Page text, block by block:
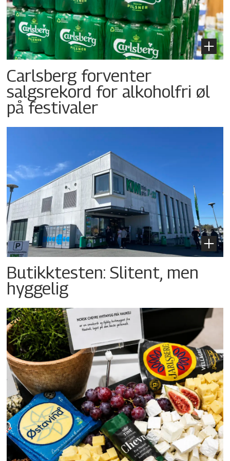
Carlsberg forventer
salgsrekord for alkoholfri øl
på festivaler
Butikktesten: Slitent, men
hyggelig